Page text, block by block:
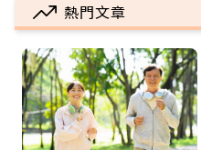
熱門文章